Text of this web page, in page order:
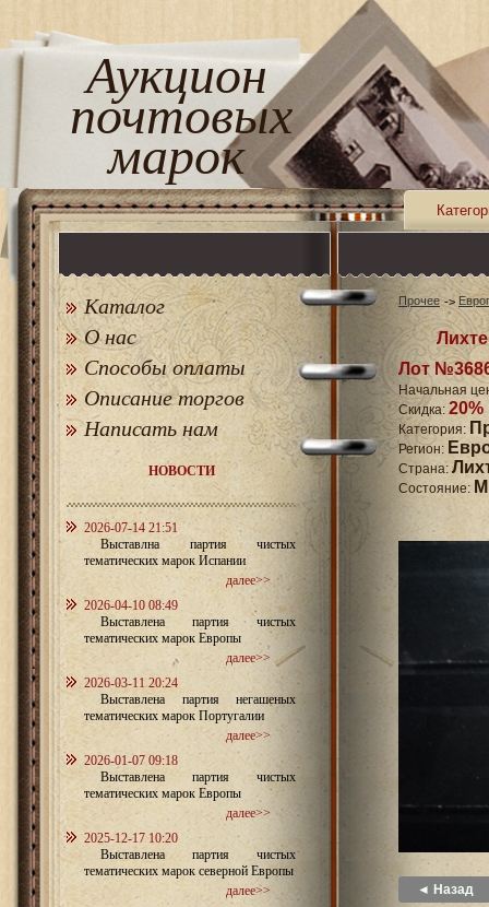
Аукцион
почтовых
марок
Каталог
О нас
Способы оплаты
Описание торгов
Написать нам
НОВОСТИ
2026-07-14 21:51
Выставлна партия чистых
тематических марок Испании
далее>>
2026-04-10 08:49
Выставлена партия чистых
тематических марок Европы
далее>>
2026-03-11 20:24
Выставлена партия негашеных
тематических марок Португалии
далее>>
2026-01-07 09:18
Выставлена партия чистых
тематических марок Европы
далее>>
2025-12-17 10:20
Выставлена партия чистых
тематических марок северной Европы
далее>>
Прочее
Лот
Начальная
Скидка: 20%
Категория:
Регион:
Страна:
Состояние:
◄ Назад